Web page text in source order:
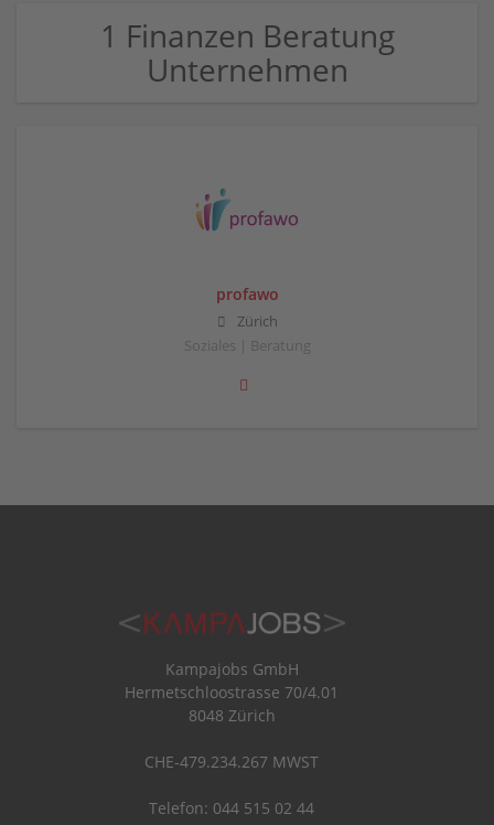
1 Finanzen Beratung
Unternehmen
profawo
Zürich
Soziales | Beratung
Kampajobs GmbH
Hermetschloostrasse 70/4.01
8048 Zürich
CHE-479.234.267 MWST
Telefon: 044 515 02 44